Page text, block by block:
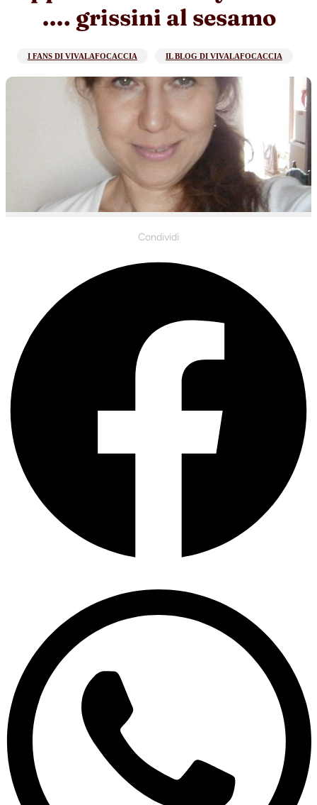
…. grissini al sesamo
I FANS DI VIVALAFOCACCIA IL BLOG DI VIVALAFOCACCIA
Condividi